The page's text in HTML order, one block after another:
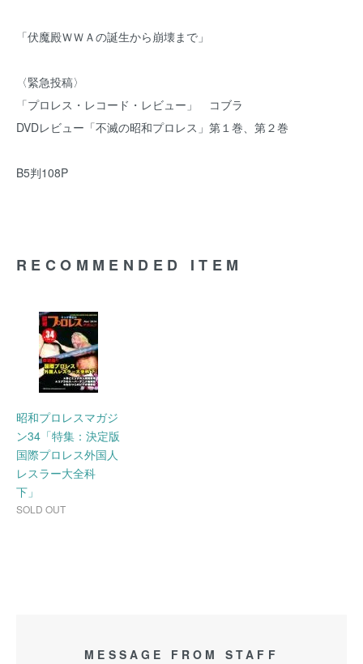
「伏魔殿ＷＷＡの誕生から崩壊まで」
〈緊急投稿〉
「プロレス・レコード・レビュー」 コブラ
DVDレビュー「不滅の昭和プロレス」第１巻、第２巻
B5判108P
RECOMMENDED ITEM
昭和プロレスマガジ
ン34「特集：決定版
国際プロレス外国人
レスラー大全科
下」
SOLD OUT
MESSAGE FROM STAFF